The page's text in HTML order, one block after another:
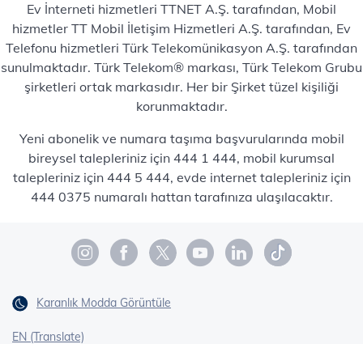
Ev İnterneti hizmetleri TTNET A.Ş. tarafından, Mobil
hizmetler TT Mobil İletişim Hizmetleri A.Ş. tarafından, Ev
Telefonu hizmetleri Türk Telekomünikasyon A.Ş. tarafından
sunulmaktadır. Türk Telekom® markası, Türk Telekom Grubu
şirketleri ortak markasıdır. Her bir Şirket tüzel kişiliği
korunmaktadır.
Yeni abonelik ve numara taşıma başvurularında mobil
bireysel talepleriniz için 444 1 444, mobil kurumsal
talepleriniz için 444 5 444, evde internet talepleriniz için
444 0375 numaralı hattan tarafınıza ulaşılacaktır.
Karanlık Modda Görüntüle
EN (Translate)